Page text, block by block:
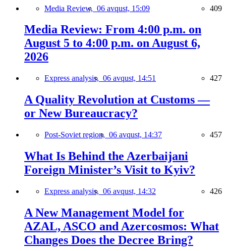
Media Review, 06 avqust, 15:09 409
Media Review: From 4:00 p.m. on
August 5 to 4:00 p.m. on August 6,
2026
Express analysis, 06 avqust, 14:51 427
A Quality Revolution at Customs —
or New Bureaucracy?
Post-Soviet region, 06 avqust, 14:37 457
What Is Behind the Azerbaijani
Foreign Minister’s Visit to Kyiv?
Express analysis, 06 avqust, 14:32 426
A New Management Model for
AZAL, ASCO and Azercosmos: What
Changes Does the Decree Bring?